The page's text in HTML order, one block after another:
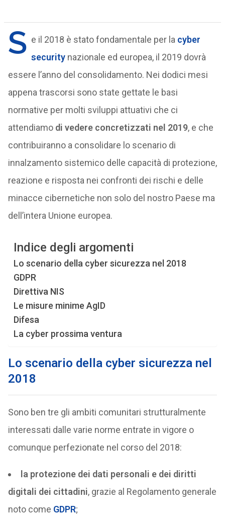
S e il 2018 è stato fondamentale per la cyber
securitynazionale ed europea, il 2019 dovrà
essere l’anno del consolidamento. Nei dodici mesi
appena trascorsi sono state gettate le basi
normative per molti sviluppi attuativi che ci
attendiamo di vedere concretizzati nel 2019, e che
contribuiranno a consolidare lo scenario di
innalzamento sistemico delle capacità di protezione,
reazione e risposta nei confronti dei rischi e delle
minacce cibernetiche non solo del nostro Paese ma
dell’intera Unione europea.
Indice degli argomenti
Lo scenario della cyber sicurezza nel 2018
GDPR
Direttiva NIS
Le misure minime AgID
Difesa
La cyber prossima ventura
Lo scenario della cyber sicurezza nel
2018
Sono ben tre gli ambiti comunitari strutturalmente
interessati dalle varie norme entrate in vigore o
comunque perfezionate nel corso del 2018:
la protezione dei dati personali e dei diritti
digitali dei cittadini, grazie al Regolamento generale
noto come GDPR;